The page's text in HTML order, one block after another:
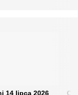
14 lipca 2026